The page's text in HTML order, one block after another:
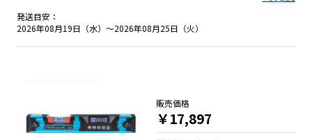
とオフの切り替えが可能です。 水平気泡管の傷や汚れを防ぐ取
り外し可能な気泡管カバー付で、万が一汚れたときは、カバー
を逆さにすると、デジタル表示も自動的に上下反転 ●操作しや
すい大きいボタン ●デジタル測定は１m当たりの立ち上がりと
角度/勾配を測定可能 ●簡単な手順で誤差を修正する校正機能
発送目安：
2026年08月19日（水）～2026年08月25日（火）
販売価格
￥17,897